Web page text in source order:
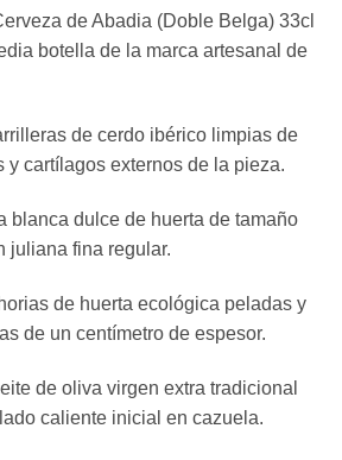
de Abadia (Doble Belga) 33cl
botella de la marca artesanal de
de cerdo ibérico limpias de
y cartílagos externos de la pieza.
blanca dulce de huerta de tamaño
juliana fina regular.
de huerta ecológica peladas y
de un centímetro de espesor.
de oliva virgen extra tradicional
caliente inicial en cazuela.